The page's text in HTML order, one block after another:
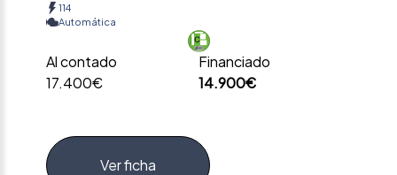
114
Automática
Al contado
17.400€
Financiado
14.900€
Ver ficha